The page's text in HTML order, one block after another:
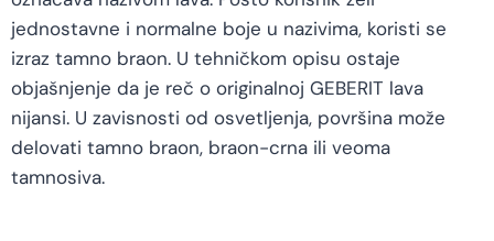
jednostavne i normalne boje u nazivima, koristi se
izraz tamno braon. U tehničkom opisu ostaje
objašnjenje da je reč o originalnoj GEBERIT lava
nijansi. U zavisnosti od osvetljenja, površina može
delovati tamno braon, braon-crna ili veoma
tamnosiva.